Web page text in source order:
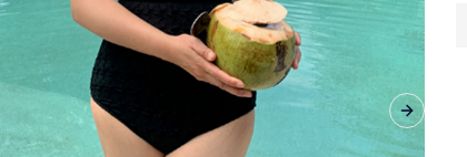
Next slide